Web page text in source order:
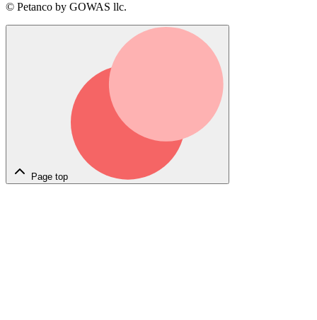
© Petanco by GOWAS llc.
Page top